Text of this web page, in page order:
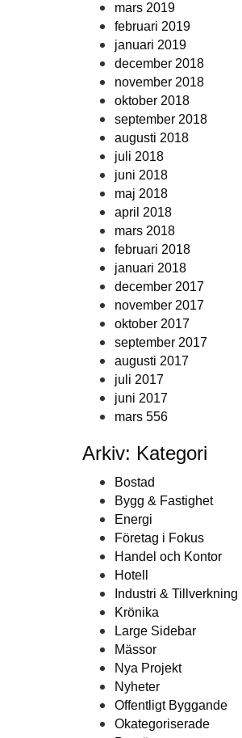
mars 2019
februari 2019
januari 2019
december 2018
november 2018
oktober 2018
september 2018
augusti 2018
juli 2018
juni 2018
maj 2018
april 2018
mars 2018
februari 2018
januari 2018
december 2017
november 2017
oktober 2017
september 2017
augusti 2017
juli 2017
juni 2017
mars 556
Arkiv: Kategori
Bostad
Bygg & Fastighet
Energi
Företag i Fokus
Handel och Kontor
Hotell
Industri & Tillverkning
Krönika
Large Sidebar
Mässor
Nya Projekt
Nyheter
Offentligt Byggande
Okategoriserade